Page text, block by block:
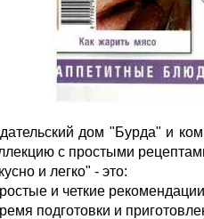
дом "Бурда" и
с простыми
и легко" - это:
и четкие
подготовки и